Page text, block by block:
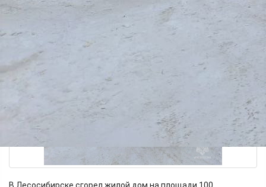
В Лесосибирске сгорел жилой дом на площади 100